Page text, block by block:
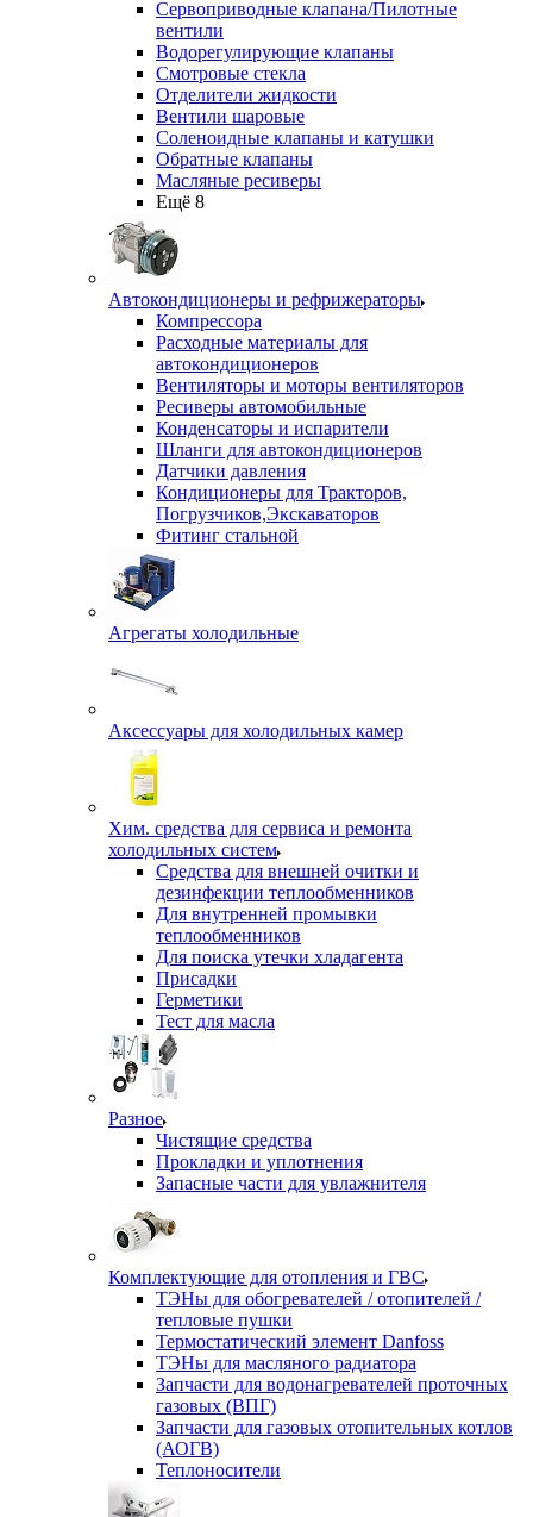
Сервоприводные клапана/Пилотные
вентили
Водорегулирующие клапаны
Смотровые стекла
Отделители жидкости
Вентили шаровые
Соленоидные клапаны и катушки
Обратные клапаны
Масляные ресиверы
Ещё 8
Автокондиционеры и рефрижераторы
Компрессора
Расходные материалы для
автокондиционеров
Вентиляторы и моторы вентиляторов
Ресиверы автомобильные
Конденсаторы и испарители
Шланги для автокондиционеров
Датчики давления
Кондиционеры для Тракторов,
Погрузчиков,Экскаваторов
Фитинг стальной
Агрегаты холодильные
Аксессуары для холодильных камер
Хим. средства для сервиса и ремонта
холодильных систем
Средства для внешней очитки и
дезинфекции теплообменников
Для внутренней промывки
теплообменников
Для поиска утечки хладагента
Присадки
Герметики
Тест для масла
Разное
Чистящие средства
Прокладки и уплотнения
Запасные части для увлажнителя
Комплектующие для отопления и ГВС
ТЭНы для обогревателей / отопителей /
тепловые пушки
Термостатический элемент Danfoss
ТЭНы для масляного радиатора
Запчасти для водонагревателей проточных
газовых (ВПГ)
Запчасти для газовых отопительных котлов
(АОГВ)
Теплоносители